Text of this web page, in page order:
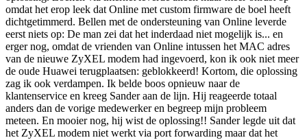
omdat het erop leek dat Online met custom firmware de boel heeft
dichtgetimmerd. Bellen met de ondersteuning van Online leverde
eerst niets op: De man zei dat het inderdaad niet mogelijk is... en
erger nog, omdat de vrienden van Online intussen het MAC adres
van de nieuwe ZyXEL modem had ingevoerd, kon ik ook niet meer
de oude Huawei terugplaatsen: geblokkeerd! Kortom, die oplossing
zag ik ook verdampen. Ik belde boos opnieuw naar de
klantenservice en kreeg Sander aan de lijn. Hij reageerde totaal
anders dan de vorige medewerker en begreep mijn probleem
meteen. En mooier nog, hij wist de oplossing!! Sander legde uit dat
het ZyXEL modem niet werkt via port forwarding maar dat het